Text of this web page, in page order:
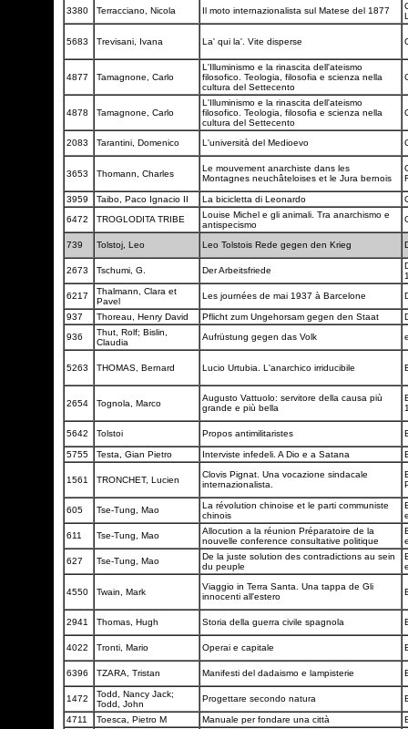
3380 Terracciano, Nicola Il moto internazionalista sul Matese del 1877
5683 Trevisani, Ivana La' qui la'. Vite disperse
4877 Tamagnone, Carlo
L'Illuminismo e la rinascita dell'ateismo
filosofico. Teologia, filosofia e scienza nella
cultura del Settecento
4878 Tamagnone, Carlo
L'Illuminismo e la rinascita dell'ateismo
filosofico. Teologia, filosofia e scienza nella
cultura del Settecento
2083 Tarantini, Domenico L'università del Medioevo
3653 Thomann, Charles
Le mouvement anarchiste dans les
Montagnes neuchâteloises et le Jura bernois
3959 Taibo, Paco Ignacio II La bicicletta di Leonardo
6472
TROGLODITA TRIBE
Louise Michel e gli animali. Tra anarchismo e
antispecismo
739 Tolstoj, Leo Leo Tolstois Rede gegen den Krieg
2673 Tschumi, G. Der Arbeitsfriede
6217
Thalmann, Clara et
Pavel
Les journées de mai 1937 à Barcelone
937 Thoreau, Henry David Pflicht zum Ungehorsam gegen den Staat
936
Thut, Rolf; Bislin,
Claudia
Aufrüstung gegen das Volk
5263 THOMAS, Bernard Lucio Urtubia. L'anarchico irriducibile
2654 Tognola, Marco
Augusto Vattuolo: servitore della causa più
grande e più bella
5642 Tolstoi Propos antimilitaristes
5755 Testa, Gian Pietro Interviste infedeli. A Dio e a Satana
1561 TRONCHET, Lucien
Clovis Pignat. Una vocazione sindacale
internazionalista.
605 Tse-Tung, Mao
La révolution chinoise et le parti communiste
chinois
611
Tse-Tung, Mao
Allocution a la réunion Préparatoire de la
nouvelle conference consultative politique
627
Tse-Tung, Mao
De la juste solution des contradictions au sein
du peuple
4550 Twain, Mark
Viaggio in Terra Santa. Una tappa de Gli
innocenti all'estero
2941 Thomas, Hugh Storia della guerra civile spagnola
4022 Tronti, Mario Operai e capitale
6396 TZARA, Tristan Manifesti del dadaismo e lampisterie
1472
Todd, Nancy Jack;
Todd, John
Progettare secondo natura
4711 Toesca, Pietro M Manuale per fondare una città